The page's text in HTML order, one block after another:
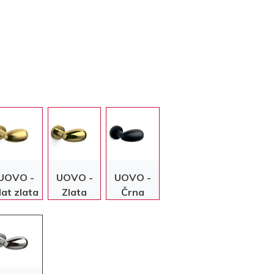
-
zlata
UOVO -
Zlata
UOVO -
Črna